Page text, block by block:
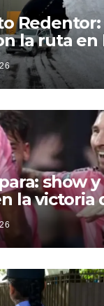
Redentor:
la ruta en
de otro
unos
show y
la victoria